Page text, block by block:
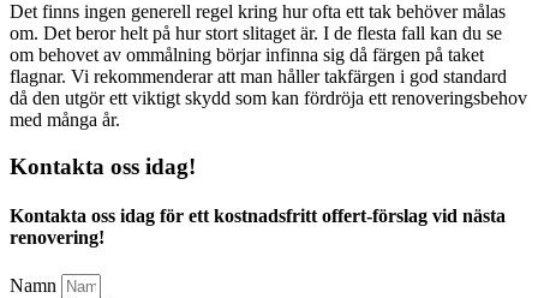
Det finns ingen generell regel kring hur ofta ett tak behöver målas
om. Det beror helt på hur stort slitaget är. I de flesta fall kan du se
om behovet av ommålning börjar infinna sig då färgen på taket
flagnar. Vi rekommenderar att man håller takfärgen i god standard
då den utgör ett viktigt skydd som kan fördröja ett renoveringsbehov
med många år.
Kontakta oss idag!
Kontakta oss idag för ett kostnadsfritt offert-förslag vid nästa
renovering!
Namn